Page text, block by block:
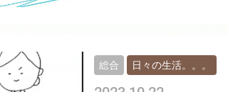
総合 日々の生活。。。